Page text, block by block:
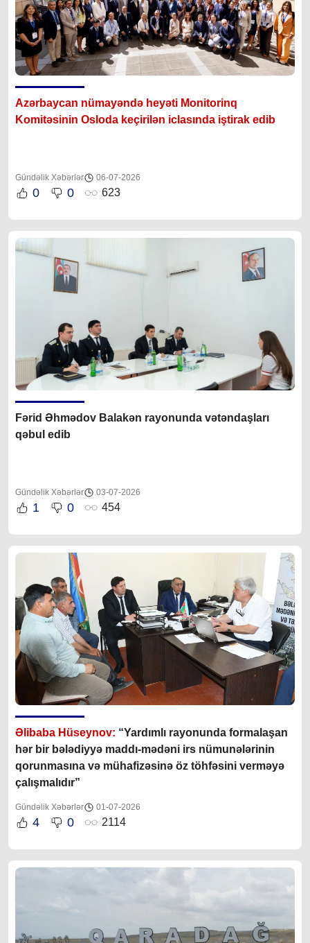
Azərbaycan nümayəndə heyəti Monitorinq
Komitəsinin Osloda keçirilən iclasında iştirak edib
Gündəlik Xəbərlər 06-07-2026
0 0 623
Fərid Əhmədov Balakən rayonunda vətəndaşları
qəbul edib
Gündəlik Xəbərlər 03-07-2026
1 0 454
Əlibaba Hüseynov: “Yardımlı rayonunda formalaşan
hər bir bələdiyyə maddı-mədəni irs nümunələrinin
qorunmasına və mühafizəsinə öz töhfəsini verməyə
çalışmalıdır”
Gündəlik Xəbərlər 01-07-2026
4 0 2114